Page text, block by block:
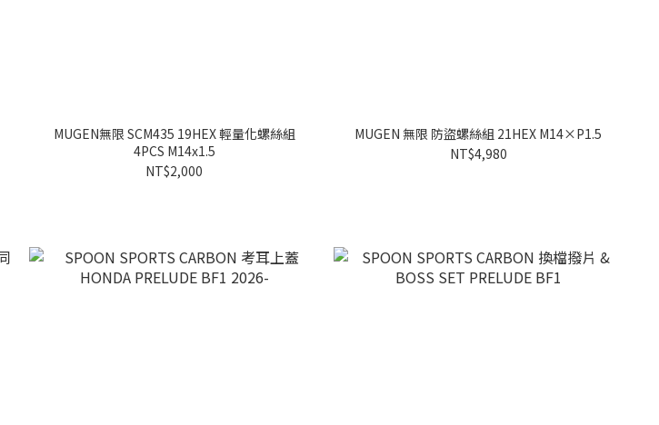
MUGEN無限 SCM435 19HEX 輕量化螺絲組
4PCS M14x1.5
NT$2,000
MUGEN 無限 防盜螺絲組 21HEX M14×P1.5
NT$4,980